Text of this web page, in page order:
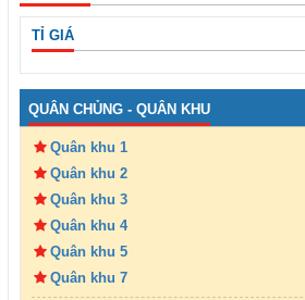
TỈ GIÁ
QUÂN CHỦNG - QUÂN KHU
Quân khu 1
Quân khu 2
Quân khu 3
Quân khu 4
Quân khu 5
Quân khu 7